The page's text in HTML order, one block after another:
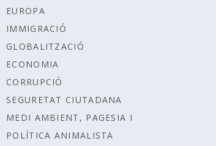
EUROPA
IMMIGRACIÓ
GLOBALITZACIÓ
ECONOMIA
CORRUPCIÓ
SEGURETAT CIUTADANA
MEDI AMBIENT, PAGESIA I
POLÍTICA ANIMALISTA